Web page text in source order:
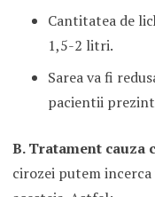
Cantitatea de
1,5-2 litri.
Sarea va fi
pacientii
B. Tratament cauza
cirozei putem